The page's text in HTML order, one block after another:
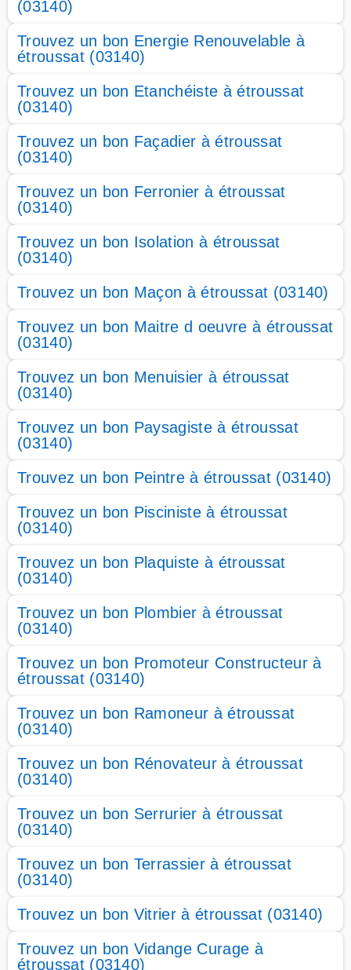
(03140)
Trouvez un bon Energie Renouvelable à
étroussat (03140)
Trouvez un bon Etanchéiste à étroussat
(03140)
Trouvez un bon Façadier à étroussat
(03140)
Trouvez un bon Ferronier à étroussat
(03140)
Trouvez un bon Isolation à étroussat
(03140)
Trouvez un bon Maçon à étroussat (03140)
Trouvez un bon Maitre d oeuvre à étroussat
(03140)
Trouvez un bon Menuisier à étroussat
(03140)
Trouvez un bon Paysagiste à étroussat
(03140)
Trouvez un bon Peintre à étroussat (03140)
Trouvez un bon Pisciniste à étroussat
(03140)
Trouvez un bon Plaquiste à étroussat
(03140)
Trouvez un bon Plombier à étroussat
(03140)
Trouvez un bon Promoteur Constructeur à
étroussat (03140)
Trouvez un bon Ramoneur à étroussat
(03140)
Trouvez un bon Rénovateur à étroussat
(03140)
Trouvez un bon Serrurier à étroussat
(03140)
Trouvez un bon Terrassier à étroussat
(03140)
Trouvez un bon Vitrier à étroussat (03140)
Trouvez un bon Vidange Curage à
étroussat (03140)